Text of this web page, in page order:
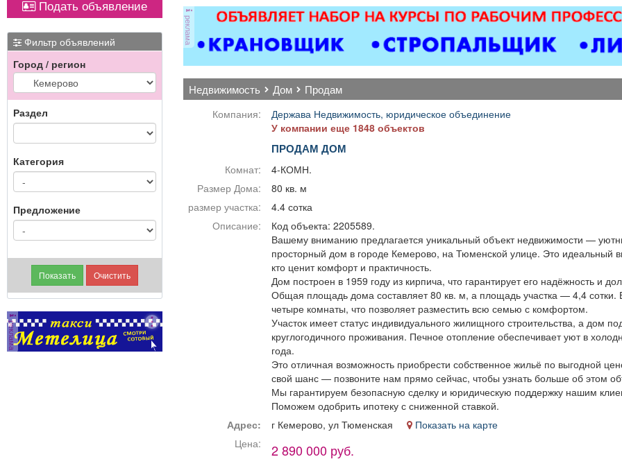
Вывоз мусора.
ОХРАННИКИ 5 разряда,
з/п от 33000 руб. 6
разряда, з/п от 37000
руб. официальное
трудоустройство
полный соц. пакет ООО
откатные
виды
любой
Подать объявление
Фильтр объявлений
Город / регион
Раздел
Категория
Предложение
реклама
реклама
недвижимость дом продам
Компания:
Держава Недвижимость, юридическое объединение
У компании еще 1848 объектов
ПРОДАМ ДОМ
Комнат:
4-КОМН.
Размер Дома:
80 кв. м
размер участка:
4.4 сотка
Описание:
Код объекта: 2205589.
Вашему вниманию предлагается уникальный объект недвижимости —
просторный дом в городе Кемерово, на Тюменской улице. Это идеальный
кто ценит комфорт и практичность.
Дом построен в 1959 году из кирпича, что гарантирует его надёжность и
Общая площадь дома составляет 80 кв. м, а площадь участка — 4,4 сотки.
четыре комнаты, что позволяет разместить всю семью с комфортом.
Участок имеет статус индивидуального жилищного строительства, а дом
круглогодичного проживания. Печное отопление обеспечивает уют в
года.
Это отличная возможность приобрести собственное жильё по выгодной
свой шанс — позвоните нам прямо сейчас, чтобы узнать больше об этом
Мы гарантируем безопасную сделку и юридическую поддержку нашим
Поможем одобрить ипотеку с сниженной ставкой.
Адрес:
г Кемерово, ул Тюменская
Показать на карте
Цена:
2 890 000 руб.